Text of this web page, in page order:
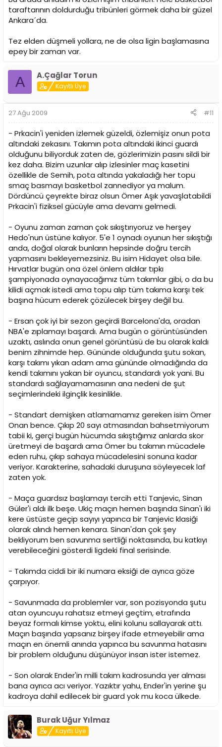
taraftarının doldurduğu tribünleri görmek daha bir güzel
Ankara´da.
Tez elden düşmeli yollara, ne de olsa ligin başlamasına
epey bir zaman var.
A A.Çağlar Torun
Kayıtlı Üye
27 Ağu 2009 #11
- Prkacin'i yeniden izlemek güzeldi, özlemişiz onun pota
altındaki zekasını. Takımın pota altındaki ikinci guardı
olduğunu biliyorduk zaten de, gözlerimizin pasını sildi bir
kez daha. Bizim uzunlar alıp izlesinler maç kasetini
özellikle de Semih, pota altında yakaladığı her topu
smaç basmayı basketbol zannediyor ya malum.
Dördüncü çeyrekte biraz olsun Ömer Aşık yavaşlatabildi
Prkacin'i fiziksel gücüyle ama devamı gelmedi.
- Oyunu zaman zaman çok sıkıştırıyoruz ve herşey
Hedo'nun üstüne kalıyor. 5'e 1 oynadı oyunun her sıkıştığı
anda, doğal olarak bunların hepsinde doğru tercih
yapmasını bekleyemezsiniz. Bu isim Hidayet olsa bile.
Hırvatlar bugün ona özel önlem aldılar tıpkı
şampiyonada oynayacağımız tüm takımlar gibi, o da bu
kilidi açmak istedi ama topu alıp tüm takıma karşı tek
başına hücum ederek çözülecek birşey değil bu.
- Ersan çok iyi bir sezon geçirdi Barcelona'da, oradan
NBA'e zıplamayı başardı. Ama bugün o görüntüsünden
uzaktı, aslında onun genel görüntüsü de bu olarak kaldı
benim zihnimde hep. Gününde olduğunda şutu sokan,
karşı takımı yıkan adam ama gününde olmadığında da
kendi takımını yakan bir oyuncu, standardı yok yani. Bu
standardı sağlayamamasının ana nedeni de şut
seçimlerindeki ilginçlik kesinlikle.
- Standart demişken atlamamamız gereken isim Ömer
Onan bence. Çıkıp 20 sayı atmasından bahsetmiyorum
tabii ki, gerçi bugün hücumda sıkıştığımız anlarda skor
üretmeyi de başardı ama Ömer bu takımın mücadele
eden ruhu, çıkıp sahaya mücadelesini sonuna kadar
veriyor. Karakterine, sahadaki duruşuna söyleyecek laf
zaten yok.
- Maça guardsız başlamayı tercih etti Tanjevic, Sinan
Güler'i aldı ilk beşe. Ukiç maçın hemen başında Sinan'ı iki
kere üstüste geçip sayıyı yapınca bir Tanjevic klasiği
olarak alındı hemen kenara. Sinan'dan çok şey
bekliyorum ben savunma sertliği noktasında, bu katkıyı
verebileceğini gösterdi ligdeki final serisinde.
- Takımda ciddi bir iki numara eksiği de ayrıca göze
çarpıyor.
- Savunmada da problemler var, son pozisyonda şutu
atan oyuncuyu rahatsız etmeyi geçtim, etrafında
beyaz formalı kimse yoktu, elini kolunu sallayarak attı.
Maçın başında yapsanız birşey ifade etmeyebilir ama
maçın en önemli anında yapınca bu savunma hatasını
bir problem olduğunu düşünüyor insan ister istemez.
- Son olarak Ender'in milli takım kadrosunda yer alması
bana ayrıca acı veriyor. Yazıktır yahu, Ender'in yerine şu
kadroya dahil edilecek bir guard yok mu koca ülkede.
Burak Uğur Yılmaz
Kayıtlı Üye